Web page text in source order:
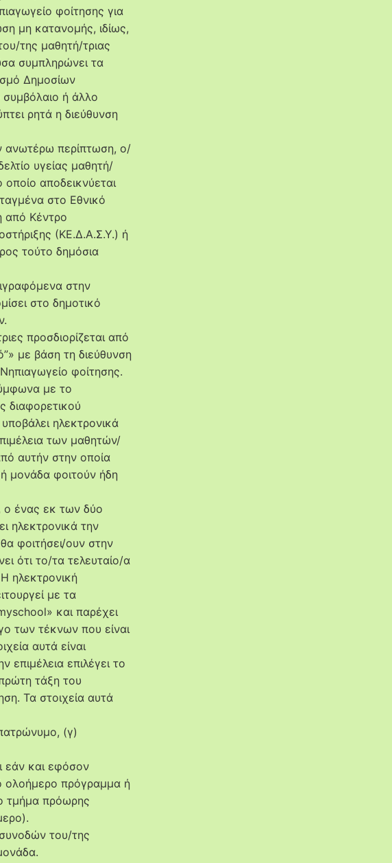
φοίτησης για
μη κατανομής, ιδίως,
της μαθητή/τριας
συμπληρώνει τα
Δημοσίων
ή άλλο
ρητά η διεύθυνση
ανωτέρω περίπτωση, ο/
υγείας μαθητή/
οποίο αποδεικνύεται
στο Εθνικό
από Κέντρο
(ΚΕ.Δ.Α.Σ.Υ.) ή
τούτο δημόσια
στην
στο δημοτικό
προσδιορίζεται από
με βάση τη διεύθυνση
φοίτησης.
με το
διαφορετικού
ηλεκτρονικά
των μαθητών/
αυτήν στην οποία
μονάδα φοιτούν ήδη
ο ένας εκ των δύο
ηλεκτρονικά την
φοιτήσει/ουν στην
ότι το/τα τελευταίο/α
ηλεκτρονική
με τα
και παρέχει
των τέκνων που είναι
αυτά είναι
επιλέγει το
τάξη του
Τα στοιχεία αυτά
(γ)
εάν και εφόσον
ολοήμερο πρόγραμμα ή
τμήμα πρόωρης
του/της